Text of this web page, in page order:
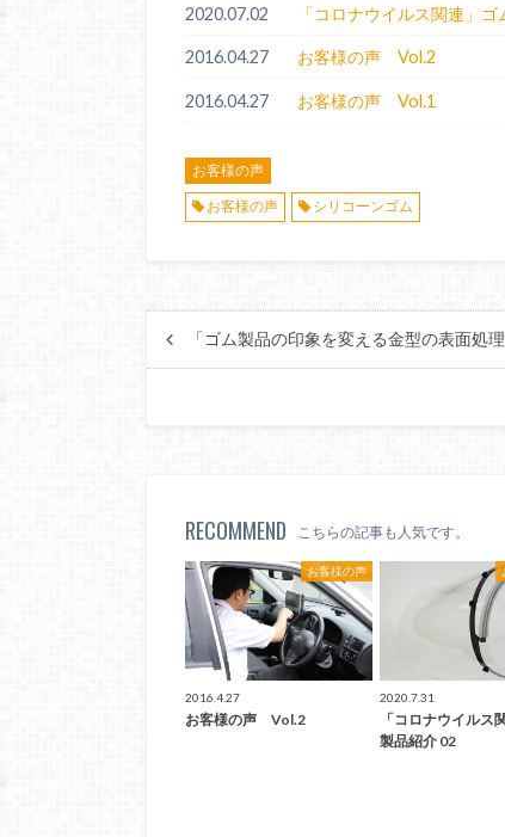
2020.07.02 「コロナウイルス関連」ゴ
2016.04.27 お客様の声 Vol.2
2016.04.27 お客様の声 Vol.1
お客様の声
お客様の声
シリコーンゴム
「ゴム製品の印象を変える金型の表面処理
RECOMMEND こちらの記事も人気です。
お客様の声
2016.4.27
お客様の声 Vol.2
2020.7.31
「コロナウイルス
製品紹介 02